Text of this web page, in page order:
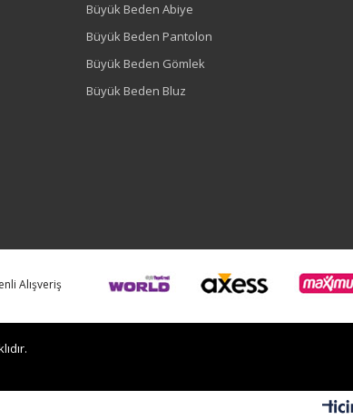
Büyük Beden Abiye
Büyük Beden Pantolon
Büyük Beden Gömlek
Büyük Beden Bluz
Alışveriş